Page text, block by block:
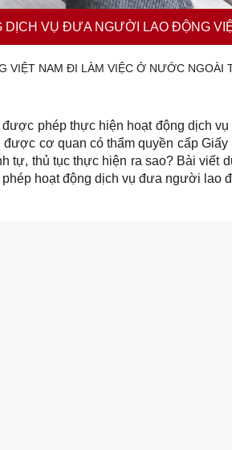
DỊCH VỤ ĐƯA NGƯỜI LAO ĐỘNG
VIỆT NAM ĐI LÀM VIỆC Ở NƯỚC NGOÀI
phép thực hiện hoạt động dịch
cơ quan có thẩm quyền cấp Giấy
tự, thủ tục thực hiện ra sao? Bài viết
hoạt động dịch vụ đưa người lao